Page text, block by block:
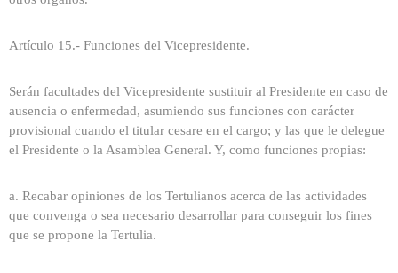
Artículo 15.- Funciones del Vicepresidente.
Serán facultades del Vicepresidente sustituir al Presidente en caso de
ausencia o enfermedad, asumiendo sus funciones con carácter
provisional cuando el titular cesare en el cargo; y las que le delegue
el Presidente o la Asamblea General. Y, como funciones propias:
a. Recabar opiniones de los Tertulianos acerca de las actividades
que convenga o sea necesario desarrollar para conseguir los fines
que se propone la Tertulia.